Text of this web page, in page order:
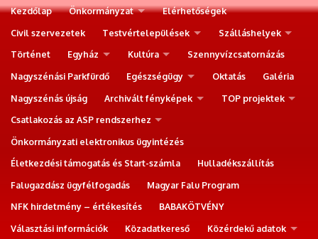
Kezdőlap Önkormányzat
Elérhetőségek
Civil szervezetek
Testvértelepülések
Szálláshelyek
Történet
Egyház Kultúra
Szennyvízcsatornázás
Nagyszénási Parkfürdő
Egészségügy Oktatás
Galéria
Nagyszénás újság
Archivált fényképek
TOP projektek
Csatlakozás az ASP rendszerhez
Önkormányzati elektronikus ügyintézés
Életkezdési támogatás és Start-számla
Hulladékszállítás
Falugazdász ügyfélfogadás
Magyar Falu Program
NFK hirdetmény – értékesítés
BABAKÖTVÉNY
Választási információk
Közadatkereső
Közérdekű adatok